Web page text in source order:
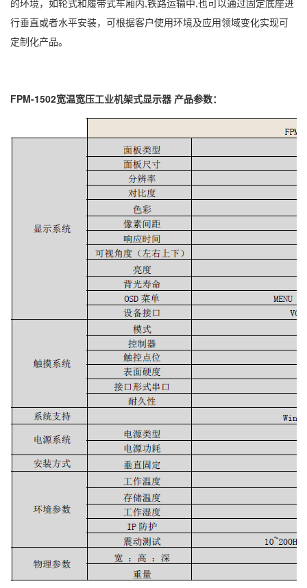
的环境，如轮式和履带式车厢内,铁路运输中,也可以通过固定底座进
行垂直或者水平安装，可根据客户使用环境及应用领域变化实现可
定制化产品。
FPM-1502宽温宽压工业机架式显示器产品参数：